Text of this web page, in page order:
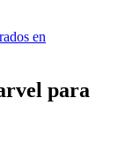
en
para